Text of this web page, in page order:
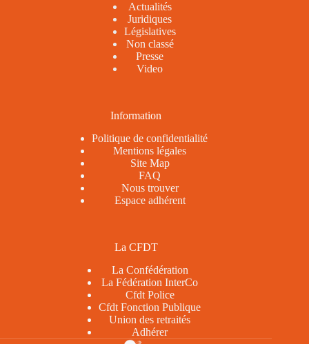
Actualités
Juridiques
Législatives
Non classé
Presse
Video
Information
Politique de confidentialité
Mentions légales
Site Map
FAQ
Nous trouver
Espace adhérent
La CFDT
La Confédération
La Fédération InterCo
Cfdt Police
Cfdt Fonction Publique
Union des retraités
Adhérer